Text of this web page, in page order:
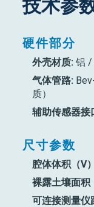
技术参
硬件部分
外壳材质: 铝 /
气体管路:
质）
辅助传感器接
尺寸参数
腔体体积（V
裸露土壤面积
可连接测量仪